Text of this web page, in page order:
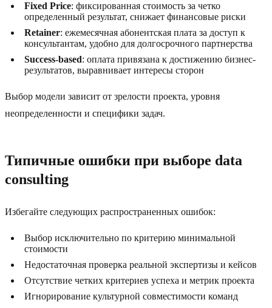
Fixed Price: фиксированная стоимость за четко
определенный результат, снижает финансовые риски
Retainer: ежемесячная абонентская плата за доступ к
консультантам, удобно для долгосрочного партнерства
Success-based: оплата привязана к достижению бизнес-
результатов, выравнивает интересы сторон
Выбор модели зависит от зрелости проекта, уровня
неопределенности и специфики задач.
Типичные ошибки при выборе data
consulting
Избегайте следующих распространенных ошибок:
Выбор исключительно по критерию минимальной
стоимости
Недостаточная проверка реальной экспертизы и кейсов
Отсутствие четких критериев успеха и метрик проекта
Игнорирование культурной совместимости команд